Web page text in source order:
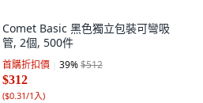
Comet Basic 黑色獨立包裝可彎吸
管, 2個, 500件
首購折扣價 39%$512
$312
($0.31/1入)